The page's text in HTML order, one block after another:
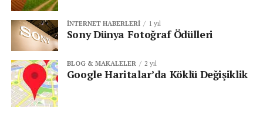
İNTERNET HABERLERI 1 yıl
Sony Dünya Fotoğraf Ödülleri
BLOG & MAKALELER 2 yıl
Google Haritalar’da Köklü Değişiklik